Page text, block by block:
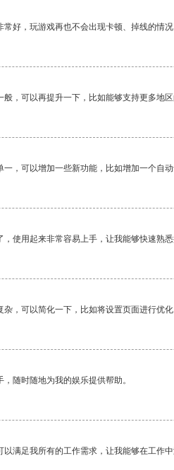
好，玩游戏再也不会出现卡顿、掉线的情
，可以再提升一下，比如能够支持更多地区
，可以增加一些新功能，比如增加一个自动
使用起来非常容易上手，让我能够快速熟
，可以简化一下，比如将设置页面进行优化
随时随地为我的娱乐提供帮助。
满足我所有的工作需求，让我能够在工作中